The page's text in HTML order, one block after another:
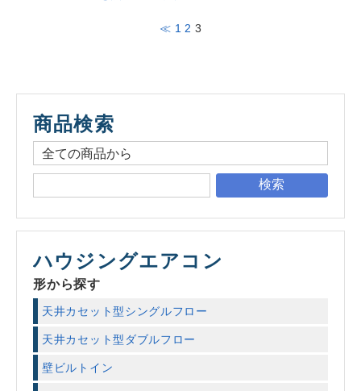
≪ 1 2 3
商品検索
検索
ハウジングエアコン
形から探す
天井カセット型シングルフロー
天井カセット型ダブルフロー
壁ビルトイン